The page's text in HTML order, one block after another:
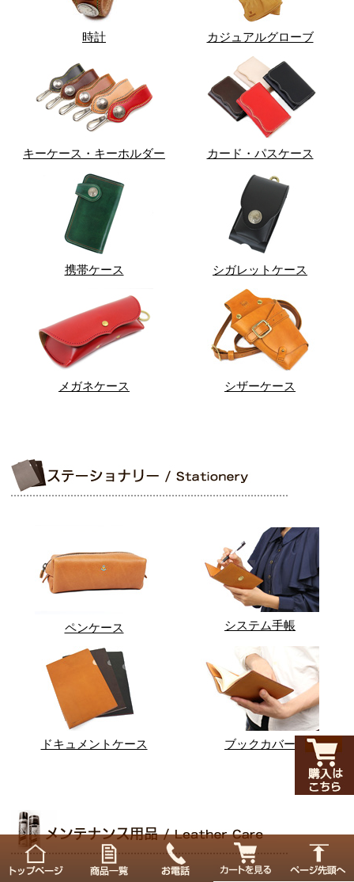
時計 カジュアルグローブ
キーケース・キーホルダー カード・パスケース
携帯ケース シガレットケース
メガネケース シザーケース
ペンケース システム手帳
ドキュメントケース ブックカバー